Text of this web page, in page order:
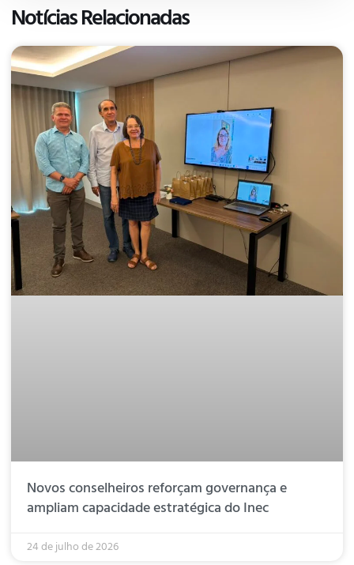
Notícias Relacionadas
Novos conselheiros reforçam governança e
ampliam capacidade estratégica do Inec
24 de julho de 2026